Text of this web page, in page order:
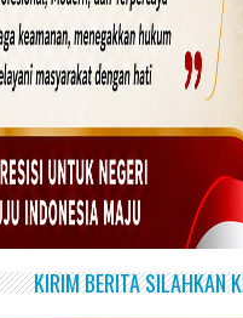
KIRIM BERITA SILAHKAN